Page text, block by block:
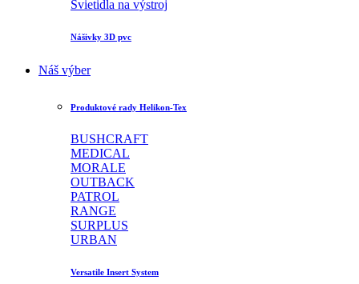
Svietidla na výstroj
Nášivky 3D pvc
Náš výber
Produktové rady Helikon-Tex
BUSHCRAFT
MEDICAL
MORALE
OUTBACK
PATROL
RANGE
SURPLUS
URBAN
Versatile Insert System